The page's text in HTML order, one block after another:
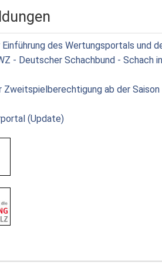
des Wertungsportals und
- Deutscher Schachbund - Schach in
Zweitspielberechtigung ab der Saison
(Update)